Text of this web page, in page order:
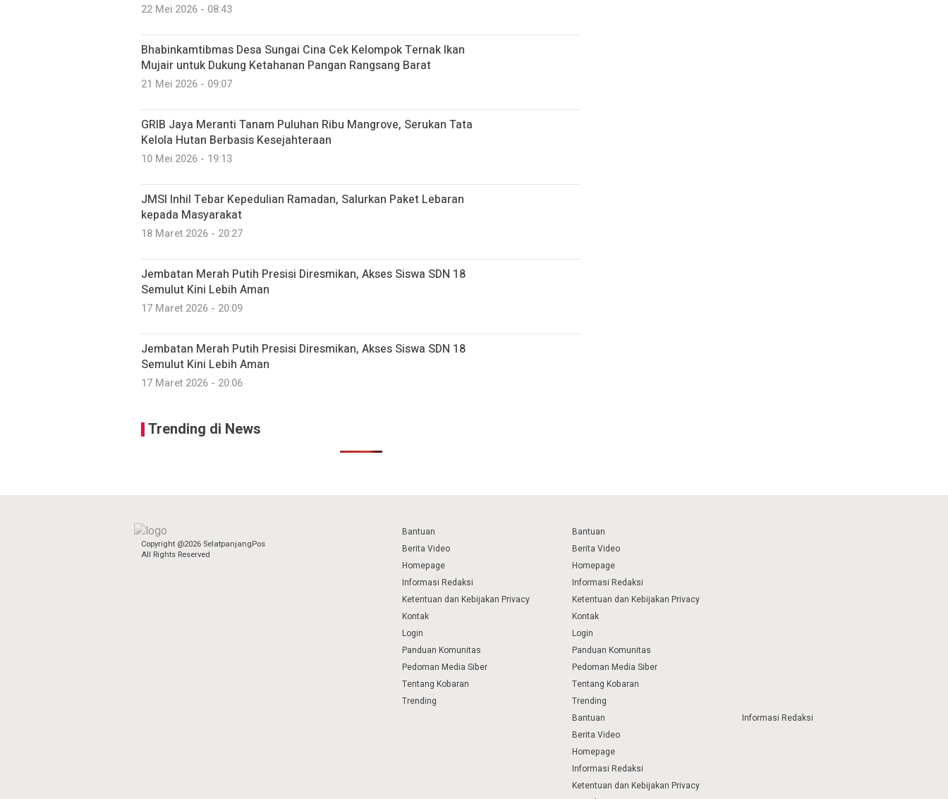
22 Mei 2026 - 08:43
Bhabinkamtibmas Desa Sungai Cina Cek Kelompok Ternak Ikan
Mujair untuk Dukung Ketahanan Pangan Rangsang Barat
21 Mei 2026 - 09:07
GRIB Jaya Meranti Tanam Puluhan Ribu Mangrove, Serukan Tata
Kelola Hutan Berbasis Kesejahteraan
10 Mei 2026 - 19:13
JMSI Inhil Tebar Kepedulian Ramadan, Salurkan Paket Lebaran
kepada Masyarakat
18 Maret 2026 - 20:27
Jembatan Merah Putih Presisi Diresmikan, Akses Siswa SDN 18
Semulut Kini Lebih Aman
17 Maret 2026 - 20:09
Jembatan Merah Putih Presisi Diresmikan, Akses Siswa SDN 18
Semulut Kini Lebih Aman
17 Maret 2026 - 20:06
Trending di News
Copyright @2026 SelatpanjangPos
All Rights Reserved
Bantuan
Berita Video
Homepage
Informasi Redaksi
Ketentuan dan Kebijakan Privacy
Kontak
Login
Panduan Komunitas
Pedoman Media Siber
Tentang Kobaran
Trending
Bantuan
Berita Video
Homepage
Informasi Redaksi
Ketentuan dan Kebijakan Privacy
Kontak
Login
Panduan Komunitas
Pedoman Media Siber
Tentang Kobaran
Trending
Bantuan
Berita Video
Homepage
Informasi Redaksi
Ketentuan dan Kebijakan Privacy
Informasi Redaksi